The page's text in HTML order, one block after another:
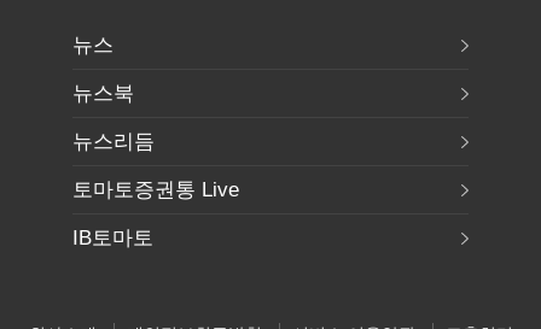
뉴스
뉴스북
뉴스리듬
토마토증권통 Live
IB토마토